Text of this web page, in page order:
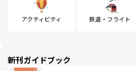
アクティビティ 鉄道・フライト
新刊ガイドブック